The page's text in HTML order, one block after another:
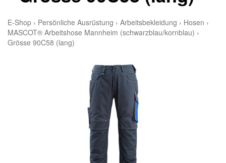
E-Shop › Persönliche Ausrüstung › Arbeitsbekleidung › Hosen ›
MASCOT® Arbeitshose Mannheim (schwarzblau/kornblau) ›
Grösse 90C58 (lang)